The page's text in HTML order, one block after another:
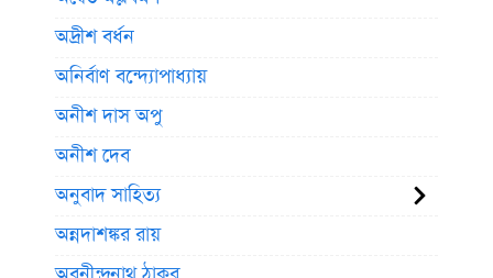
অদ্রীশ বর্ধন
অনির্বাণ বন্দ্যোপাধ্যায়
অনীশ দাস অপু
অনীশ দেব
অনুবাদ সাহিত্য
অন্নদাশঙ্কর রায়